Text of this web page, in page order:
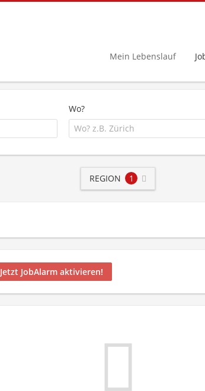
Mein Lebenslauf
Wo?
REGION 1
Jetzt JobAlarm aktivieren!